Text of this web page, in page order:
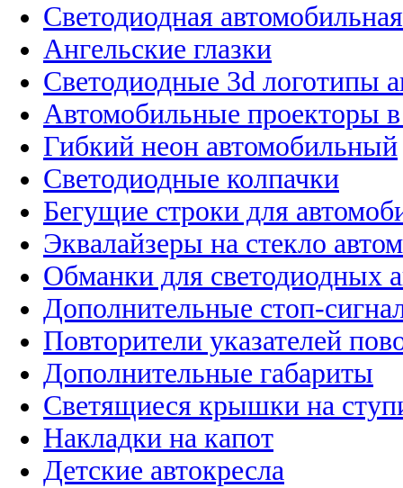
Светодиодная
Ангельские глазки
Светодиодные 3d логотипы
Автомобильные проекторы
Гибкий неон автомобильный
Светодиодные колпачки
Бегущие строки для
Эквалайзеры на стекло
Обманки для светодиодных
Дополнительные стоп-
Повторители указателей
Дополнительные габариты
Светящиеся крышки на
Накладки на капот
Детские автокресла